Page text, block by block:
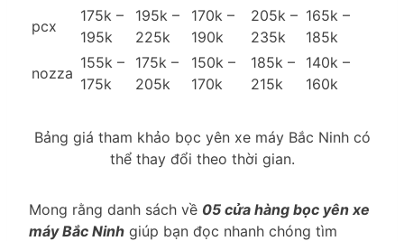
pcx
175k –
195k
195k –
225k
170k –
190k
205k –
235k
165k –
185k
nozza
155k –
175k
175k –
205k
150k –
170k
185k –
215k
140k –
160k
Bảng giá tham khảo bọc yên xe máy Bắc Ninh có
thể thay đổi theo thời gian.
Mong rằng danh sách về 05 cửa hàng bọc yên xe
máy Bắc Ninh giúp bạn đọc nhanh chóng tìm